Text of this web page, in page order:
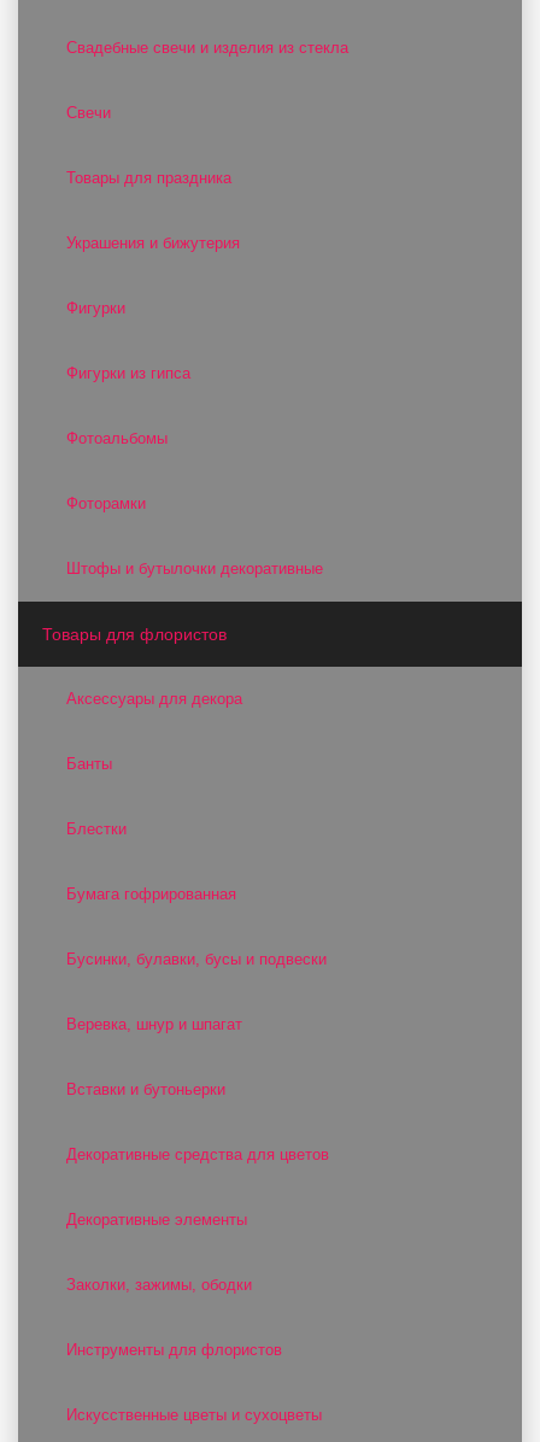
Свадебные свечи и изделия из стекла
Свечи
Товары для праздника
Украшения и бижутерия
Фигурки
Фигурки из гипса
Фотоальбомы
Фоторамки
Штофы и бутылочки декоративные
Товары для флористов
Аксессуары для декора
Банты
Блестки
Бумага гофрированная
Бусинки, булавки, бусы и подвески
Веревка, шнур и шпагат
Вставки и бутоньерки
Декоративные средства для цветов
Декоративные элементы
Заколки, зажимы, ободки
Инструменты для флористов
Искусственные цветы и сухоцветы